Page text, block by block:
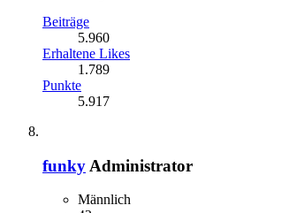
Beiträge
5.960
Erhaltene Likes
1.789
Punkte
5.917
funky Administrator
Männlich